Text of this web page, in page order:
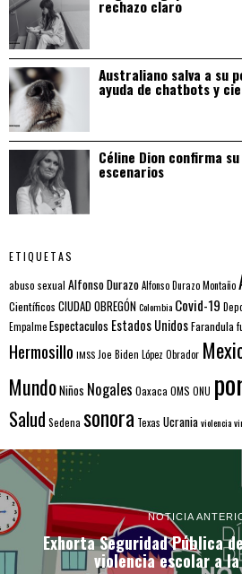
rechazo claro
Australiano salva a su
ayuda de chatbots y
Céline Dion confirma
escenarios
ETIQUETAS
abuso sexual Alfonso DurazoAlfonso Durazo Montaño
Científicos CIUDAD OBREGÓNColombia Covid-19
EmpalmeEspectaculos Estados UnidosFarandula
Hermosillo IMSS Joe Biden López Obrador
MundoNiños Nogales Oaxaca OMS ONU
Salud Sedena sonora Texas Ucraniaviolencia
NOTICIA
Exhorta Seguridad Pública
violencia escolar a